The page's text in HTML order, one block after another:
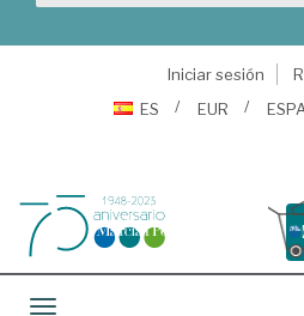
Iniciar sesión
ES
EUR
Toggle navigation